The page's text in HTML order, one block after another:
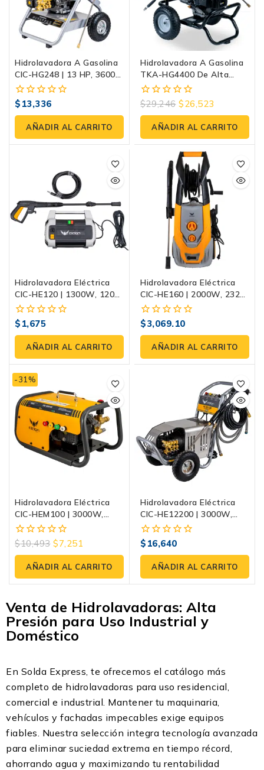
Hidrolavadora A Gasolina
CIC-HG248 | 13 HP, 3600
PSI, Con Bomba De
Pistones Cerámicos
0
fuera
5
$ 13,336
AÑADIR AL CARRITO
Hidrolavadora A Gasolina
TKA-HG4400 De Alta
Presión 16HP 4200 PSI
0
fuera
5
$29,246 $26,523
AÑADIR AL CARRITO
Hidrolavadora Eléctrica
CIC-HE120 | 1300W, 120
Bar (1740 PSI)
0
fuera
5
$ 1,675
AÑADIR AL CARRITO
Hidrolavadora Eléctrica
CIC-HE160 | 2000W, 2320
PSI, Con Carrete Para
Manguera
0
fuera
5
$3,069.10
AÑADIR AL CARRITO
-31%
Hidrolavadora Eléctrica
CIC-HEM100 | 3000W,
2175 PSI, Con Motor De
Imanes Permanentes
0
fuera
5
$10,493 $7,251
AÑADIR AL CARRITO
Hidrolavadora Eléctrica
CIC-HE12200 | 3000W,
1600 PSI, Bomba De
Pistones Cerámicos
0
fuera
5
$ 16,640
AÑADIR AL CARRITO
Venta de Hidrolavadoras: Alta
Presión para Uso Industrial y
Doméstico
En Solda Express, te ofrecemos el catálogo más
completo de hidrolavadoras para uso residencial,
comercial e industrial. Mantener tu maquinaria,
vehículos y fachadas impecables exige equipos
fiables. Nuestra selección integra tecnología avanzada
para eliminar suciedad extrema en tiempo récord,
ahorrando agua y maximizando tu rentabilidad